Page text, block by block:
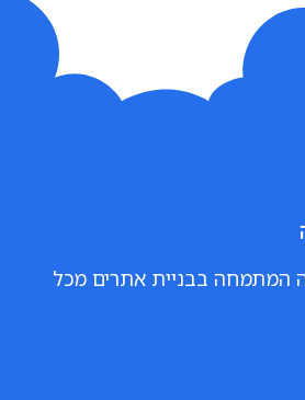
המתמחה בבניית אתרים מכל